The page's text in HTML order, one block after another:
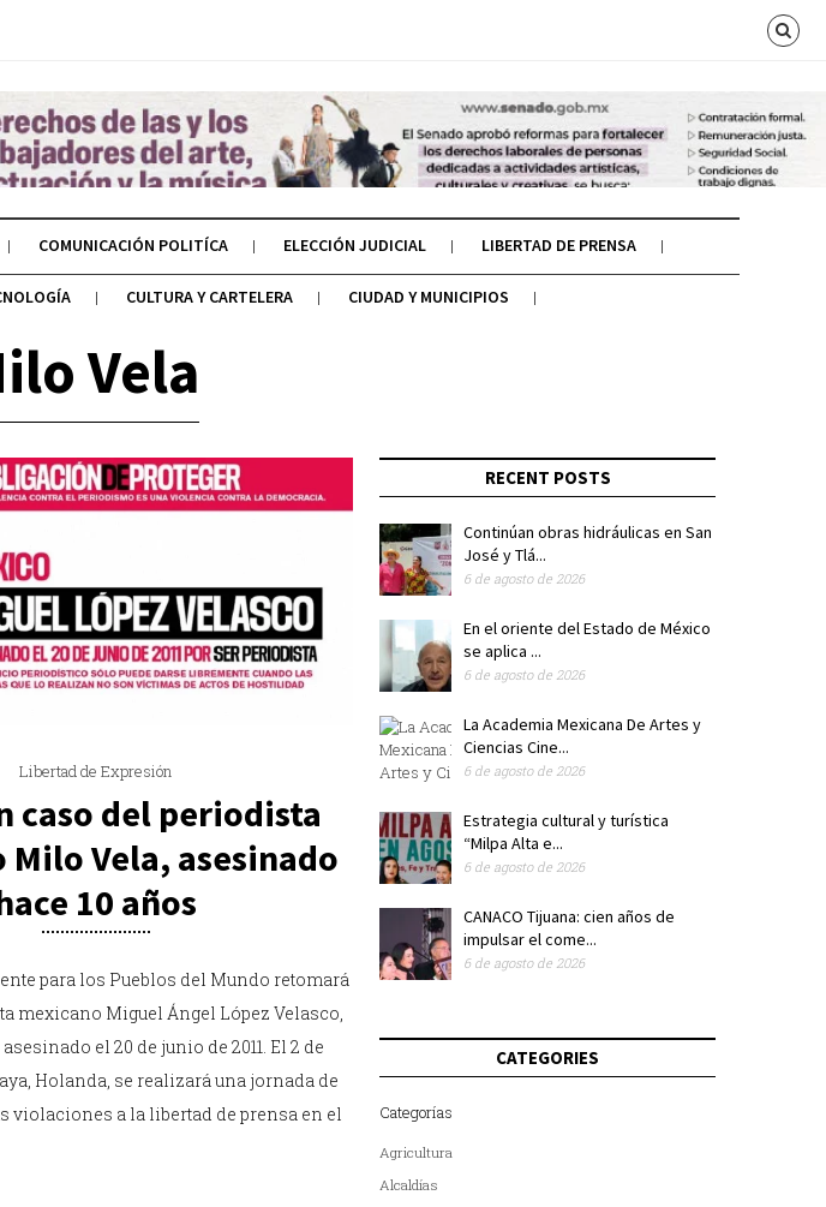
COMUNICACIÓN POLITÍCA ELECCIÓN JUDICIAL LIBERTAD DE PRENSA
CULTURA Y CARTELERA CIUDAD Y MUNICIPIOS
Vela
Libertad de Expresión
caso del periodista
Milo Vela, asesinado
10 años
para los Pueblos del Mundo retomará
mexicano Miguel Ángel López Velasco,
el 20 de junio de 2011. El 2 de
Holanda, se realizará una jornada de
violaciones a la libertad de prensa en el
RECENT POSTS
Continúan obras hidráulicas en San
José y Tlá...
6 de agosto de 2026
En el oriente del Estado de México
se aplica ...
6 de agosto de 2026
La Academia Mexicana De Artes y
Ciencias Cine...
6 de agosto de 2026
Estrategia cultural y turística
“Milpa Alta e...
6 de agosto de 2026
CANACO Tijuana: cien años de
impulsar el come...
6 de agosto de 2026
CATEGORIES
Categorías
Agricultura
Alcaldías